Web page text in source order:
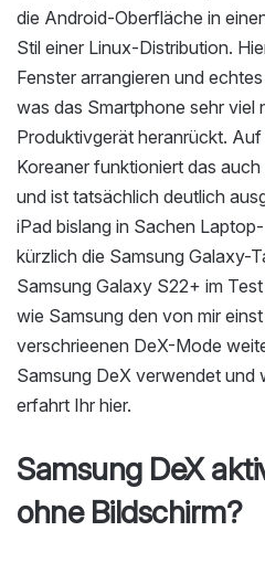
die Android-Oberfläche in
Stil einer Linux-Distribution.
Fenster arrangieren und
was das Smartphone sehr viel
Produktivgerät heranrückt.
Koreaner funktioniert das
und ist tatsächlich deutlich
iPad bislang in Sachen
kürzlich die Samsung Galaxy-
Samsung Galaxy S22+ im
wie Samsung den von mir
verschrieenen DeX-Mode
Samsung DeX verwendet und
erfahrt Ihr hier.
Samsung DeX
ohne Bildschirm?